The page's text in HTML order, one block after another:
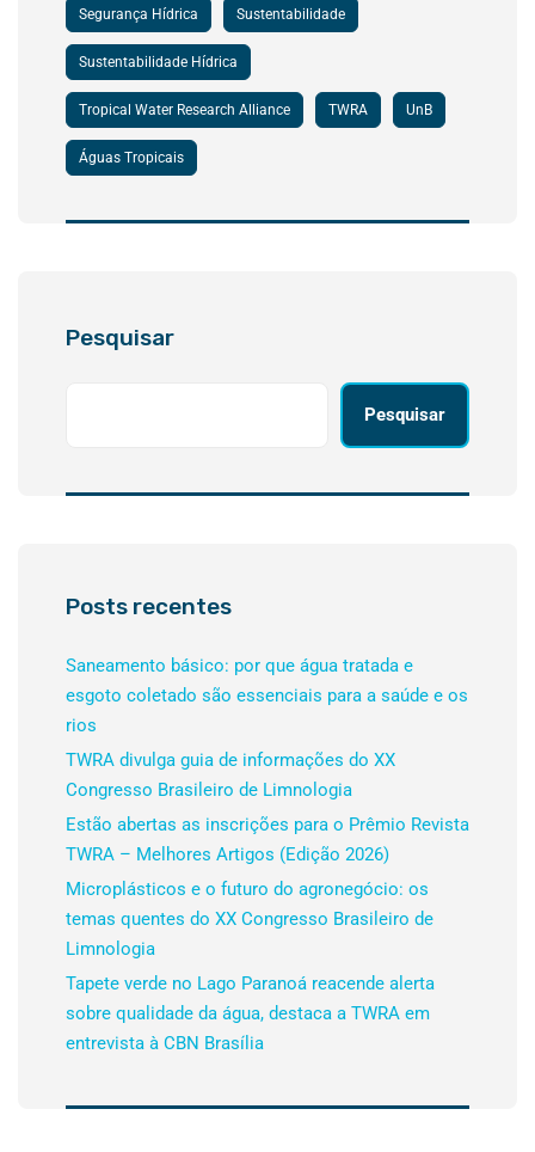
Segurança Hídrica Sustentabilidade
Sustentabilidade Hídrica
Tropical Water Research Alliance TWRA UnB
Águas Tropicais
Pesquisar
Pesquisar
Posts recentes
Saneamento básico: por que água tratada e
esgoto coletado são essenciais para a saúde e os
rios
TWRA divulga guia de informações do XX
Congresso Brasileiro de Limnologia
Estão abertas as inscrições para o Prêmio Revista
TWRA – Melhores Artigos (Edição 2026)
Microplásticos e o futuro do agronegócio: os
temas quentes do XX Congresso Brasileiro de
Limnologia
Tapete verde no Lago Paranoá reacende alerta
sobre qualidade da água, destaca a TWRA em
entrevista à CBN Brasília